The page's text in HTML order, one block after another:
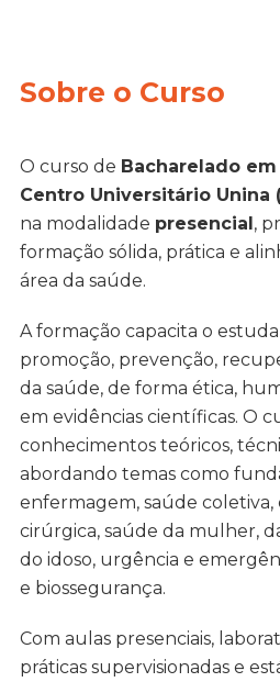
Sobre o Curso
O curso de Bacharelado
Centro Universitário Unina
na modalidade presencial,
formação sólida, prática e
área da saúde.
A formação capacita o
promoção, prevenção,
da saúde, de forma ética,
em evidências científicas. O
conhecimentos teóricos,
abordando temas como
enfermagem, saúde
cirúrgica, saúde da mulher,
do idoso, urgência e
e biossegurança.
Com aulas presenciais,
práticas supervisionadas e